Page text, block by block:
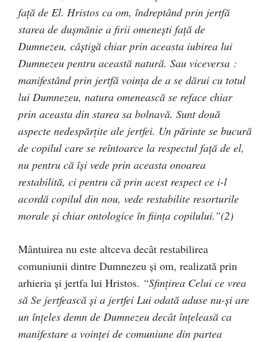
faţă de El. Hristos ca om, îndreptând prin jertfă
starea de duşmănie a firii omeneşti faţă de
Dumnezeu, câştigă chiar prin aceasta iubirea lui
Dumnezeu pentru această natură. Sau viceversa :
manifestând prin jertfă voinţa de a se dărui cu totul
lui Dumnezeu, natura omenească se reface chiar
prin aceasta din starea sa bolnavă. Sunt două
aspecte nedespărţite ale jertfei. Un părinte se bucură
de copilul care se reîntoarce la respectul faţă de el,
nu pentru că îşi vede prin aceasta onoarea
restabilită, ci pentru că prin acest respect ce i-l
acordă copilul din nou, vede restabilite resorturile
morale şi chiar ontologice în fiinţa copilului.”(2)
Mântuirea nu este altceva decât restabilirea
comuniunii dintre Dumnezeu şi om, realizată prin
arhieria şi jertfa lui Hristos. “Sfinţirea Celui ce vrea
să Se jertfească şi a jertfei Lui odată aduse nu-şi are
un înţeles demn de Dumnezeu decât înţeleasă ca
manifestare a voinţei de comuniune din partea